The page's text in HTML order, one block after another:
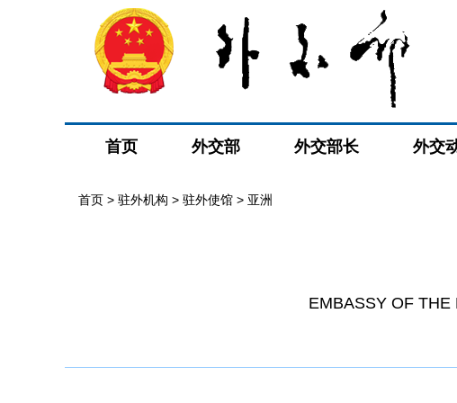
首页 外交部 外交部长 外交
首页 > 驻外机构 > 驻外使馆 > 亚洲
EMBASSY OF THE